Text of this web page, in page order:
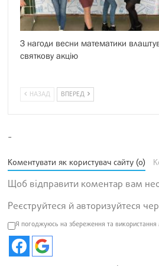
З нагоди весни математики
святкову акцію
НАЗАД ВПЕРЕД
-
Коментувати як користувач сайту (0)
Щоб відправити коментар вам
Реєструйтеся й авторизуйтеся
Я погоджуюсь на збереження та використання